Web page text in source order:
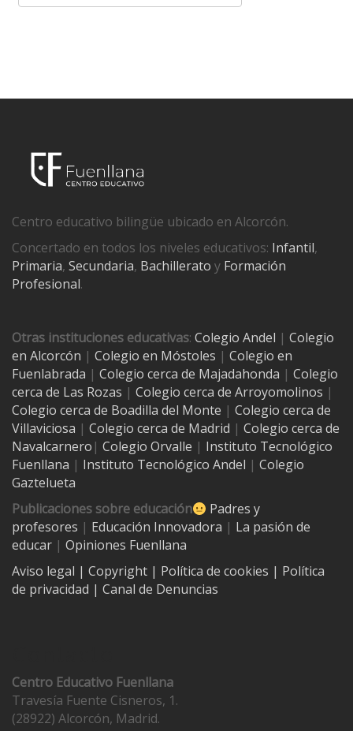
Centro educativo bilingüe ubicado en Alcorcón.
Concertado en todos los niveles educativos: Infantil,
Primaria, Secundaria, Bachillerato y Formación
Profesional.
Otras instituciones educativas: Colegio Andel | Colegio
en Alcorcón | Colegio en Móstoles | Colegio en
Fuenlabrada | Colegio cerca de Majadahonda | Colegio
cerca de Las Rozas | Colegio cerca de Arroyomolinos |
Colegio cerca de Boadilla del Monte | Colegio cerca de
Villaviciosa | Colegio cerca de Madrid | Colegio cerca de
Navalcarnero | Colegio Orvalle | Instituto Tecnológico
Fuenllana | Instituto Tecnológico Andel | Colegio
Gaztelueta
Publicaciones sobre educación
Padres y
profesores | Educación Innovadora | La pasión de
educar | Opiniones Fuenllana
Aviso legal | Copyright | Política de cookies | Política
de privacidad | Canal de Denuncias
Centro Educativo Fuenllana
Travesía Fuente Cisneros, 1.
(28922) Alcorcón, Madrid.